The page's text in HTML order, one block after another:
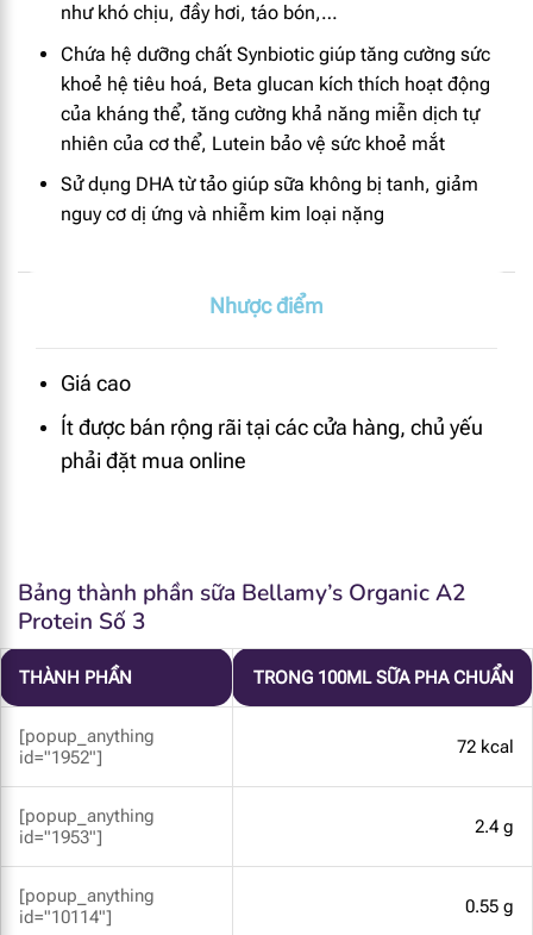
như khó chịu, đầy hơi, táo bón,…
Chứa hệ dưỡng chất Synbiotic giúp tăng cường sức
khoẻ hệ tiêu hoá, Beta glucan kích thích hoạt động
của kháng thể, tăng cường khả năng miễn dịch tự
nhiên của cơ thể, Lutein bảo vệ sức khoẻ mắt
Sử dụng DHA từ tảo giúp sữa không bị tanh, giảm
nguy cơ dị ứng và nhiễm kim loại nặng
Nhược điểm
Giá cao
Ít được bán rộng rãi tại các cửa hàng, chủ yếu
phải đặt mua online
Bảng thành phần sữa Bellamy’s Organic A2
Protein Số 3
THÀNH PHẦN TRONG 100ML SỮA PHA CHUẨN
[popup_anything
id="1952"]
72 kcal
[popup_anything
id="1953"]
2.4 g
[popup_anything
id="10114"]
0.55 g